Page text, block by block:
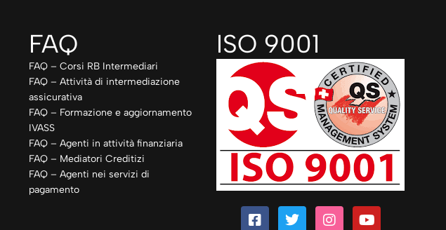
FAQ
FAQ – Corsi RB Intermediari
FAQ – Attività di intermediazione
assicurativa
FAQ – Formazione e aggiornamento
IVASS
FAQ – Agenti in attività finanziaria
FAQ – Mediatori Creditizi
FAQ – Agenti nei servizi di
pagamento
ISO 9001